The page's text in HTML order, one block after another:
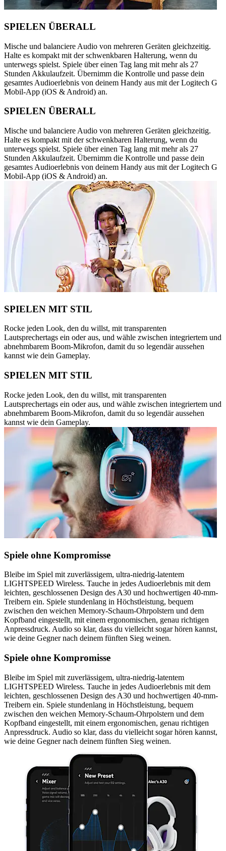
SPIELEN ÜBERALL
Mische und balanciere Audio von mehreren Geräten gleichzeitig.
Halte es kompakt mit der schwenkbaren Halterung, wenn du
unterwegs spielst. Spiele über einen Tag lang mit mehr als 27
Stunden Akkulaufzeit. Übernimm die Kontrolle und passe dein
gesamtes Audioerlebnis von deinem Handy aus mit der Logitech G
Mobil-App (iOS & Android) an.
SPIELEN ÜBERALL
Mische und balanciere Audio von mehreren Geräten gleichzeitig.
Halte es kompakt mit der schwenkbaren Halterung, wenn du
unterwegs spielst. Spiele über einen Tag lang mit mehr als 27
Stunden Akkulaufzeit. Übernimm die Kontrolle und passe dein
gesamtes Audioerlebnis von deinem Handy aus mit der Logitech G
Mobil-App (iOS & Android) an.
SPIELEN MIT STIL
Rocke jeden Look, den du willst, mit transparenten
Lautsprechertags ein oder aus, und wähle zwischen integriertem und
abnehmbarem Boom-Mikrofon, damit du so legendär aussehen
kannst wie dein Gameplay.
SPIELEN MIT STIL
Rocke jeden Look, den du willst, mit transparenten
Lautsprechertags ein oder aus, und wähle zwischen integriertem und
abnehmbarem Boom-Mikrofon, damit du so legendär aussehen
kannst wie dein Gameplay.
Spiele ohne Kompromisse
Bleibe im Spiel mit zuverlässigem, ultra-niedrig-latentem
LIGHTSPEED Wireless. Tauche in jedes Audioerlebnis mit dem
leichten, geschlossenen Design des A30 und hochwertigen 40-mm-
Treibern ein. Spiele stundenlang in Höchstleistung, bequem
zwischen den weichen Memory-Schaum-Ohrpolstern und dem
Kopfband eingestellt, mit einem ergonomischen, genau richtigen
Anpressdruck. Audio so klar, dass du vielleicht sogar hören kannst,
wie deine Gegner nach deinem fünften Sieg weinen.
Spiele ohne Kompromisse
Bleibe im Spiel mit zuverlässigem, ultra-niedrig-latentem
LIGHTSPEED Wireless. Tauche in jedes Audioerlebnis mit dem
leichten, geschlossenen Design des A30 und hochwertigen 40-mm-
Treibern ein. Spiele stundenlang in Höchstleistung, bequem
zwischen den weichen Memory-Schaum-Ohrpolstern und dem
Kopfband eingestellt, mit einem ergonomischen, genau richtigen
Anpressdruck. Audio so klar, dass du vielleicht sogar hören kannst,
wie deine Gegner nach deinem fünften Sieg weinen.